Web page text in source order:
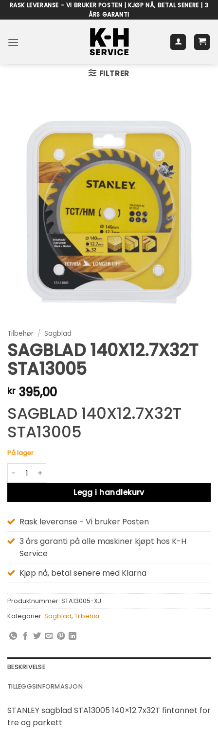
Skip
to
RASK LEVERANSE - VI BRUKER POSTEN | KJØP NÅ, BETAL SENERE | 3
ÅRS GARANTI
FILTRER
Tilbehør / Sagblad
SAGBLAD 140X12.7X32T
STA13005
kr 395,00
SAGBLAD 140X12.7X32T
STA13005
På lager
SAGBLAD 140X12.7X32T STA13005 antall
Legg i handlekurv
Alternative:
Rask leveranse - Vi bruker Posten
3 års garanti på alle maskiner kjøpt hos K-H
Service
Kjøp nå, betal senere med Klarna
Produktnummer: STA13005-XJ
Kategorier: Sagblad, Tilbehør
BESKRIVELSE
TILLEGGSINFORMASJON
STANLEY sagblad STA13005 140×12.7x32T fintannet for
tre og parkett